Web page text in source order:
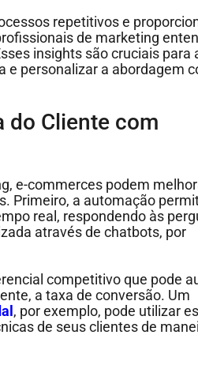
repetitivos e
de marketing
insights são cruciais para
e personalizar a abordagem
do Cliente com
e-commerces podem
Primeiro, a automação
real, respondendo às
através de chatbots, por
competitivo que pode
a taxa de conversão. Um
, por exemplo, pode utilizar
de seus clientes de